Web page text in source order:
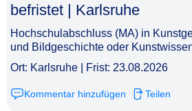
befristet | Karlsruhe​‌‌‌‌​‌​‌‌​‌‌‌‌‌‌‌‌
Hochschulabschluss (MA) in
und Bildgeschichte oder
Ort: Karlsruhe | Frist: 23.08.2026
Kommentar hinzufügen Teilen